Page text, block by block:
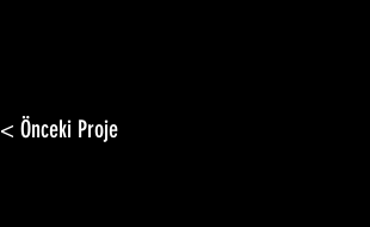
< Önceki Proje